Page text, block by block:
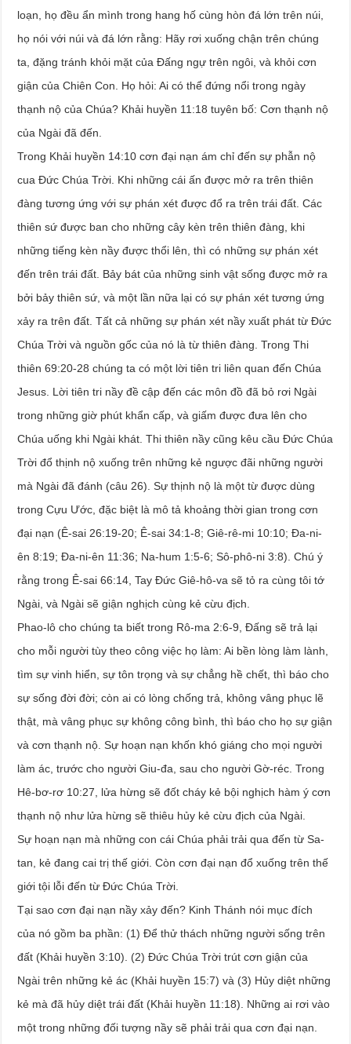
loạn, họ đều ẩn mình trong hang hố cùng hòn đá lớn trên núi,
họ nói với núi và đá lớn rằng: Hãy rơi xuống chận trên chúng
ta, đặng tránh khỏi mặt của Đấng ngự trên ngôi, và khỏi cơn
giận của Chiên Con. Họ hỏi: Ai có thể đứng nổi trong ngày
thạnh nộ của Chúa? Khải huyền 11:18 tuyên bố: Cơn thạnh nộ
của Ngài đã đến.
Trong Khải huyền 14:10 cơn đại nạn ám chỉ đến sự phẫn nộ
cua Đức Chúa Trời. Khi những cái ấn được mở ra trên thiên
đàng tương ứng với sự phán xét được đổ ra trên trái đất. Các
thiên sứ được ban cho những cây kèn trên thiên đàng, khi
những tiếng kèn nầy được thổi lên, thì có những sự phán xét
đến trên trái đất. Bảy bát của những sinh vật sống được mở ra
bởi bảy thiên sứ, và một lần nữa lại có sự phán xét tương ứng
xảy ra trên đất. Tất cả những sự phán xét nầy xuất phát từ Đức
Chúa Trời và nguồn gốc của nó là từ thiên đàng. Trong Thi
thiên 69:20-28 chúng ta có một lời tiên tri liên quan đến Chúa
Jesus. Lời tiên tri nầy đề cập đến các môn đồ đã bỏ rơi Ngài
trong những giờ phút khẩn cấp, và giấm được đưa lên cho
Chúa uống khi Ngài khát. Thi thiên nầy cũng kêu cầu Đức Chúa
Trời đổ thịnh nộ xuống trên những kẻ ngược đãi những người
mà Ngài đã đánh (câu 26). Sự thịnh nộ là một từ được dùng
trong Cựu Ước, đặc biệt là mô tả khoảng thời gian trong cơn
đại nạn (Ê-sai 26:19-20; Ê-sai 34:1-8; Giê-rê-mi 10:10; Đa-ni-
ên 8:19; Đa-ni-ên 11:36; Na-hum 1:5-6; Sô-phô-ni 3:8). Chú ý
rằng trong Ê-sai 66:14, Tay Đức Giê-hô-va sẽ tỏ ra cùng tôi tớ
Ngài, và Ngài sẽ giận nghịch cùng kẻ cừu địch.
Phao-lô cho chúng ta biết trong Rô-ma 2:6-9, Đấng sẽ trả lại
cho mỗi người tùy theo công việc họ làm: Ai bền lòng làm lành,
tìm sự vinh hiển, sự tôn trọng và sự chẳng hề chết, thì báo cho
sự sống đời đời; còn ai có lòng chống trả, không vâng phục lẽ
thật, mà vâng phục sự không công bình, thì báo cho họ sự giận
và cơn thạnh nộ. Sự hoạn nạn khốn khó giáng cho mọi người
làm ác, trước cho người Giu-đa, sau cho người Gờ-réc. Trong
Hê-bơ-rơ 10:27, lửa hừng sẽ đốt cháy kẻ bội nghịch hàm ý cơn
thạnh nộ như lửa hừng sẽ thiêu hủy kẻ cừu địch của Ngài.
Sự hoạn nạn mà những con cái Chúa phải trải qua đến từ Sa-
tan, kẻ đang cai trị thế giới. Còn cơn đại nạn đổ xuống trên thế
giới tội lỗi đến từ Đức Chúa Trời.
Tại sao cơn đại nạn nầy xảy đến? Kinh Thánh nói mục đích
của nó gồm ba phần: (1) Để thử thách những người sống trên
đất (Khải huyền 3:10). (2) Đức Chúa Trời trút cơn giận của
Ngài trên những kẻ ác (Khải huyền 15:7) và (3) Hủy diệt những
kẻ mà đã hủy diệt trái đất (Khải huyền 11:18). Những ai rơi vào
một trong những đối tượng nầy sẽ phải trải qua cơn đại nạn.